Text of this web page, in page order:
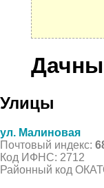
Улицы
ул. Малиновая
Почтовый индекс:
Код ИФНС: 2712
Районный код